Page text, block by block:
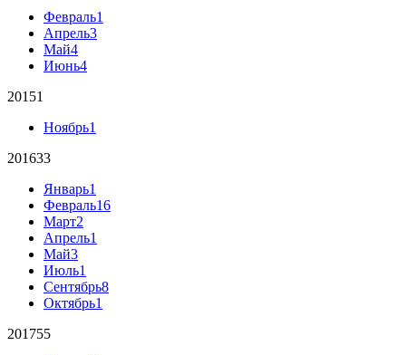
Февраль1
Апрель3
Май4
Июнь4
20151
Ноябрь1
201633
Январь1
Февраль16
Март2
Апрель1
Май3
Июль1
Сентябрь8
Октябрь1
201755